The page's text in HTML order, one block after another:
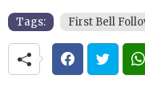
Tags: First Bell